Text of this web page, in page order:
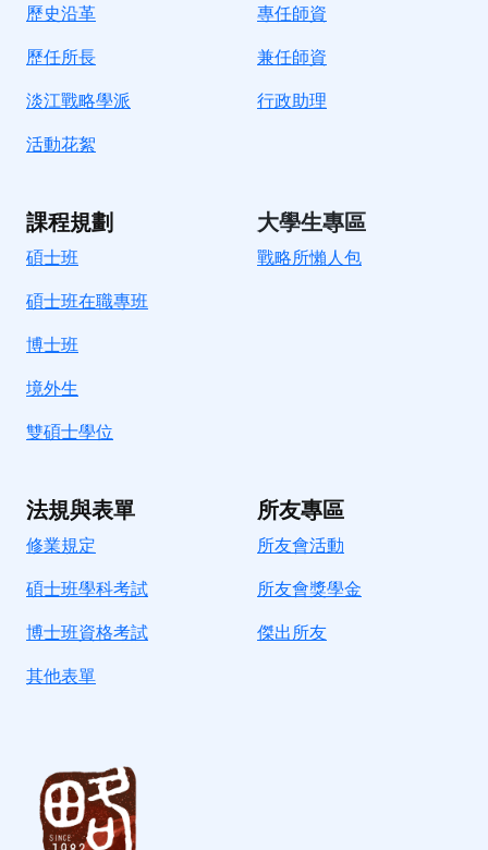
歷史沿革
歷任所長
淡江戰略學派
活動花絮
專任師資
兼任師資
行政助理
課程規劃
碩士班
碩士班在職專班
博士班
境外生
雙碩士學位
大學生專區
戰略所懶人包
法規與表單
修業規定
碩士班學科考試
博士班資格考試
其他表單
所友專區
所友會活動
所友會獎學金
傑出所友